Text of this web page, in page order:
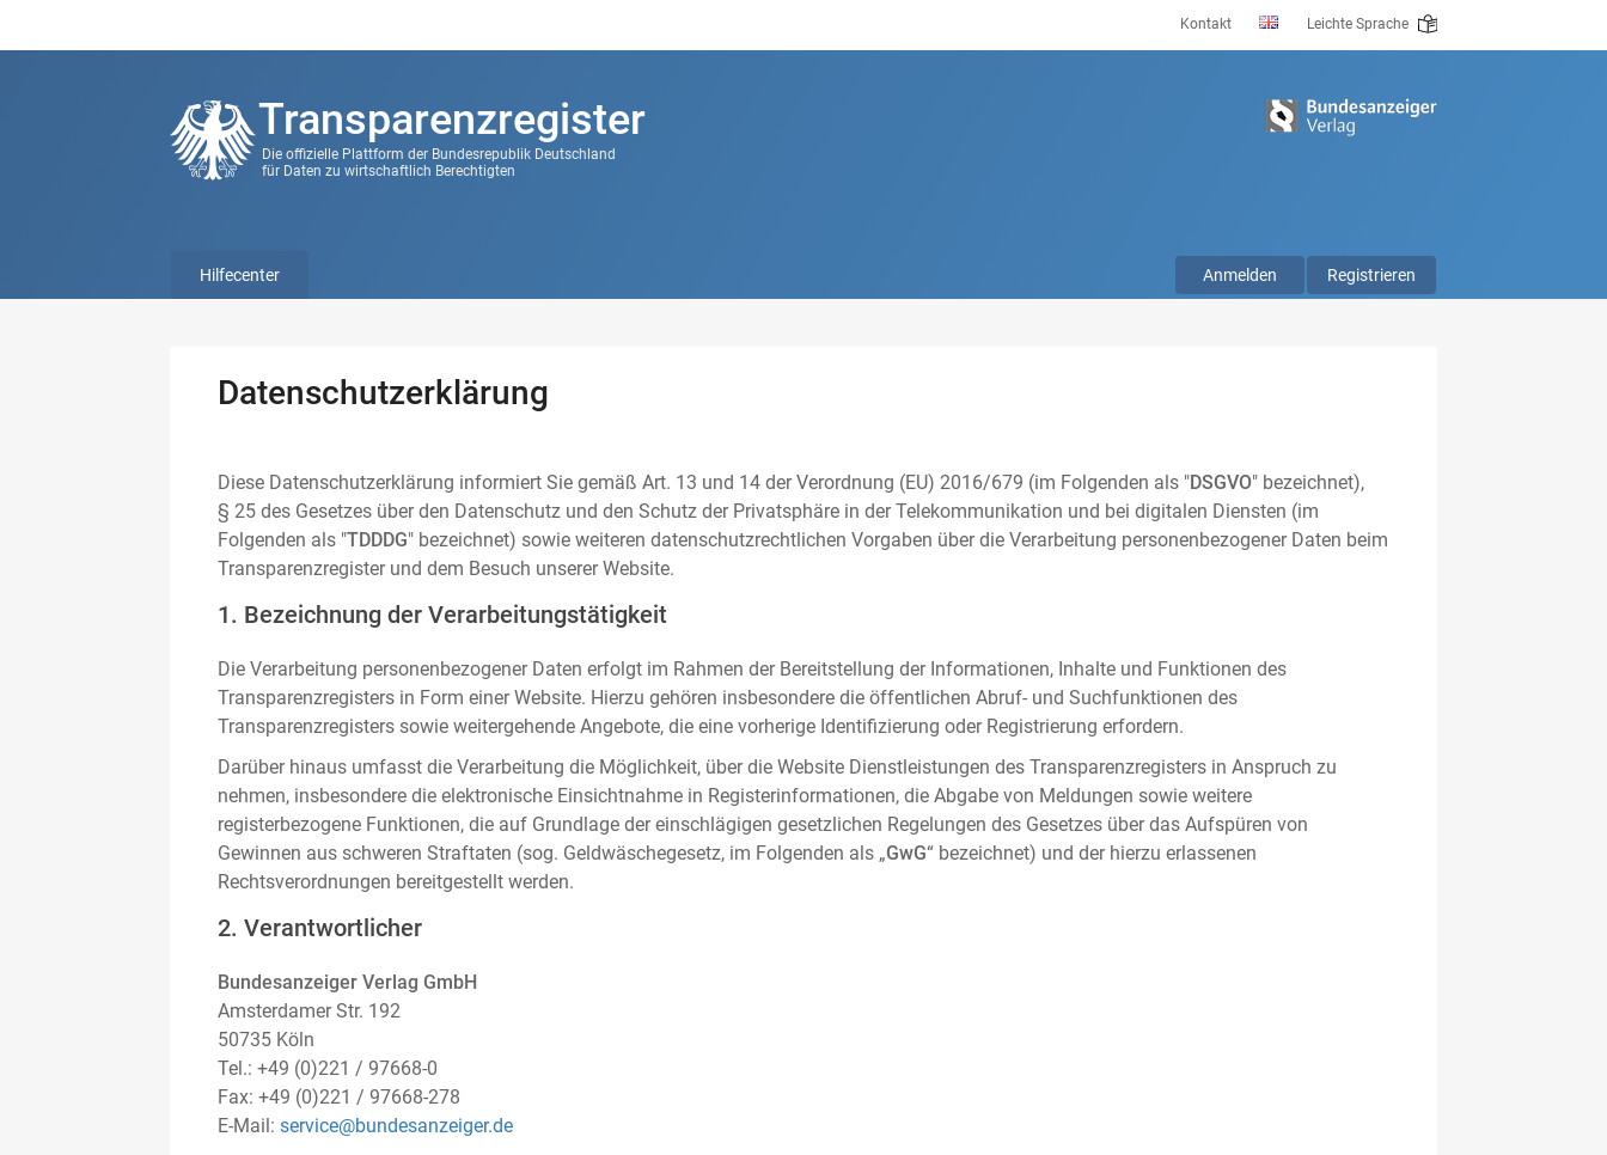
Kontakt Leichte Sprache
Transparenzregister
Die offizielle Plattform der Bundesrepublik Deutschland
für Daten zu wirtschaftlich Berechtigten
Anmelden Registrieren
Hilfecenter
Datenschutzerklärung
Diese Datenschutzerklärung informiert Sie gemäß Art. 13 und 14 der Verordnung (EU) 2016/679 (im Folgenden als "DSGVO" bezeichnet),
§ 25 des Gesetzes über den Datenschutz und den Schutz der Privatsphäre in der Telekommunikation und bei digitalen Diensten (im
Folgenden als "TDDDG" bezeichnet) sowie weiteren datenschutzrechtlichen Vorgaben über die Verarbeitung personenbezogener Daten beim
Transparenzregister und dem Besuch unserer Website.
1. Bezeichnung der Verarbeitungstätigkeit
Die Verarbeitung personenbezogener Daten erfolgt im Rahmen der Bereitstellung der Informationen, Inhalte und Funktionen des
Transparenzregisters in Form einer Website. Hierzu gehören insbesondere die öffentlichen Abruf- und Suchfunktionen des
Transparenzregisters sowie weitergehende Angebote, die eine vorherige Identifizierung oder Registrierung erfordern.
Darüber hinaus umfasst die Verarbeitung die Möglichkeit, über die Website Dienstleistungen des Transparenzregisters in Anspruch zu
nehmen, insbesondere die elektronische Einsichtnahme in Registerinformationen, die Abgabe von Meldungen sowie weitere
registerbezogene Funktionen, die auf Grundlage der einschlägigen gesetzlichen Regelungen des Gesetzes über das Aufspüren von
Gewinnen aus schweren Straftaten (sog. Geldwäschegesetz, im Folgenden als „GwG“ bezeichnet) und der hierzu erlassenen
Rechtsverordnungen bereitgestellt werden.
2. Verantwortlicher
Bundesanzeiger Verlag GmbH
Amsterdamer Str. 192
50735 Köln
Tel.: +49 (0)221 / 97668-0
Fax: +49 (0)221 / 97668-278
E-Mail: service@bundesanzeiger.de